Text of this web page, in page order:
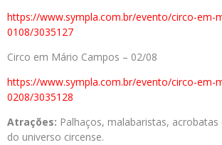
https://www.sympla.com.br/evento/circo-em-
0108/3035127
Circo em Mário Campos – 02/08
https://www.sympla.com.br/evento/circo-em-
0208/3035128
Atrações: Palhaços, malabaristas,
do universo circense.